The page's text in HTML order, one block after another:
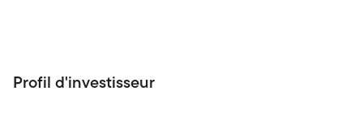
Profil d'investisseur